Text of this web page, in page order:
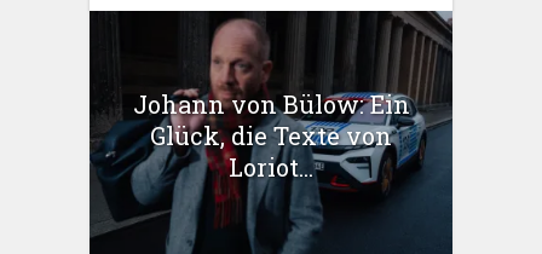
Johann von Bülow: Ein
Glück, die Texte von
Loriot...